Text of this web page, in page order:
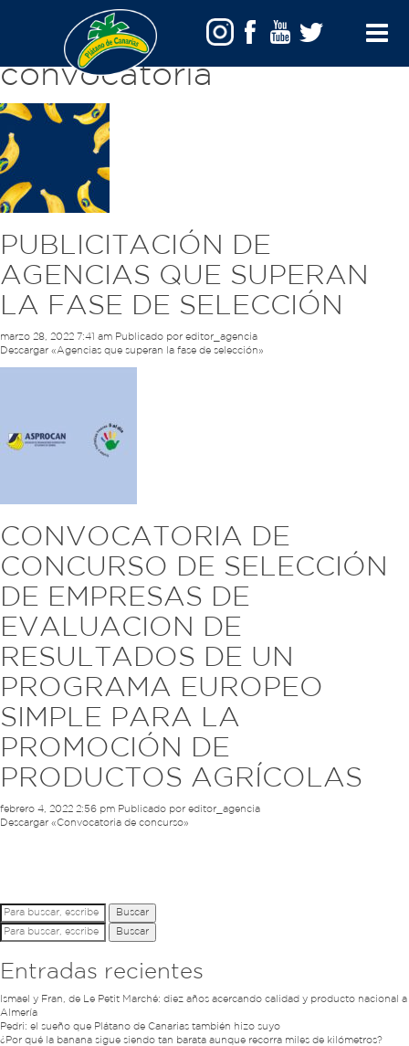
Menu
Archivo de etiquetas:
convocatoria
PUBLICITACIÓN DE
AGENCIAS QUE SUPERAN
LA FASE DE SELECCIÓN
marzo 28, 2022 7:41 am Publicado por editor_agencia
Descargar «Agencias que superan la fase de selección»
CONVOCATORIA DE
CONCURSO DE SELECCIÓN
DE EMPRESAS DE
EVALUACION DE
RESULTADOS DE UN
PROGRAMA EUROPEO
SIMPLE PARA LA
PROMOCIÓN DE
PRODUCTOS AGRÍCOLAS
febrero 4, 2022 2:56 pm Publicado por editor_agencia
Descargar «Convocatoria de concurso»
Buscar
Buscar
Entradas recientes
Ismael y Fran, de Le Petit Marché: diez años acercando calidad y producto nacional a
Almería
Pedri: el sueño que Plátano de Canarias también hizo suyo
¿Por qué la banana sigue siendo tan barata aunque recorra miles de kilómetros?